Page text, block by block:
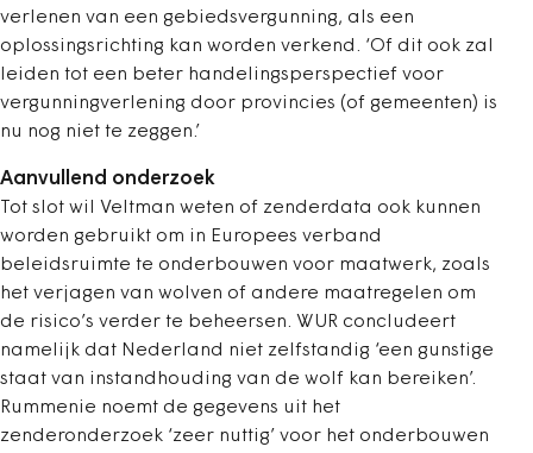
verlenen van een gebiedsvergunning, als een
oplossingsrichting kan worden verkend. ‘Of dit ook zal
leiden tot een beter handelingsperspectief voor
vergunningverlening door provincies (of gemeenten) is
nu nog niet te zeggen.’
Aanvullend onderzoek
Tot slot wil Veltman weten of zenderdata ook kunnen
worden gebruikt om in Europees verband
beleidsruimte te onderbouwen voor maatwerk, zoals
het verjagen van wolven of andere maatregelen om
de risico’s verder te beheersen. WUR concludeert
namelijk dat Nederland niet zelfstandig ‘een gunstige
staat van instandhouding van de wolf kan bereiken’.
Rummenie noemt de gegevens uit het
zenderonderzoek ‘zeer nuttig’ voor het onderbouwen